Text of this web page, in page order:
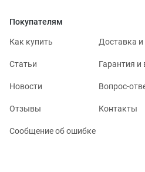
Покупателям
Как купить Доставка и
Статьи Гарантия и
Новости Вопрос-
Отзывы Контакты
Сообщение об ошибке